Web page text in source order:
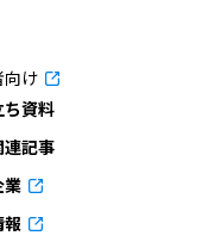
向け
ち資料
記事
業
報